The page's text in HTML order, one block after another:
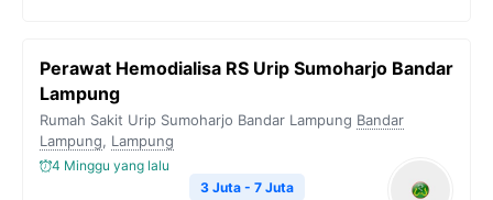
Perawat Hemodialisa RS Urip Sumoharjo Bandar
Lampung
Rumah Sakit Urip Sumoharjo Bandar Lampung Bandar
Lampung, Lampung
4 Minggu yang lalu
3 Juta - 7 Juta